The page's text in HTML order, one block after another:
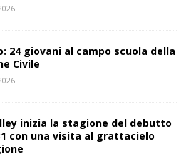
24 giovani al campo scuola della
Civile
inizia la stagione del debutto
con una visita al grattacielo